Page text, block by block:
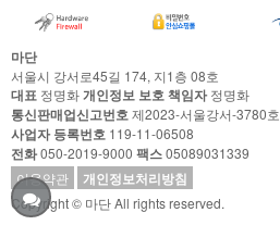
마단
서울시 강서로45길 174, 지1층 08호
대표 정명화개인정보 보호 책임자정명화
통신판매업신고번호 제2023-서울강서-3780호
사업자 등록번호 119-11-06508
전화050-2019-9000 팩스05089031339
이용약관
개인정보처리방침
Copyright © 마단 All rights reserved.